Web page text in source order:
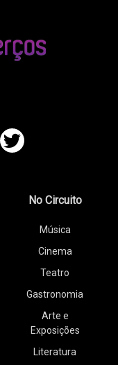
No Circuito
Música
Cinema
Teatro
Gastronomia
Arte e
Exposições
Literatura